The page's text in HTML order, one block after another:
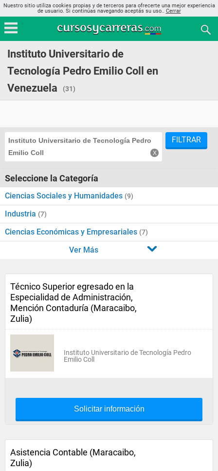
Nuestro sitio utiliza cookies propias y de terceros para ofrecerte una mejor experiencia
de usuario. Si continúas navegando aceptás su uso.. Cerrar
Instituto Universitario de
Tecnología Pedro Emilio Coll en
Venezuela
(31)
Instituto Universitario de Tecnología Pedro
Emilio Coll
FILTRAR
Seleccione la Categoría
Ciencias Sociales y Humanidades (9)
Industria (7)
Ciencias Económicas y Empresariales (7)
Ver Más
Técnico Superior egresado en la
Especialidad de Administración,
Mención Contaduría (Maracaibo,
Zulia)
Instituto Universitario de Tecnología Pedro
Emilio Coll
Solicitar información
Asistencia Contable (Maracaibo,
Zulia)